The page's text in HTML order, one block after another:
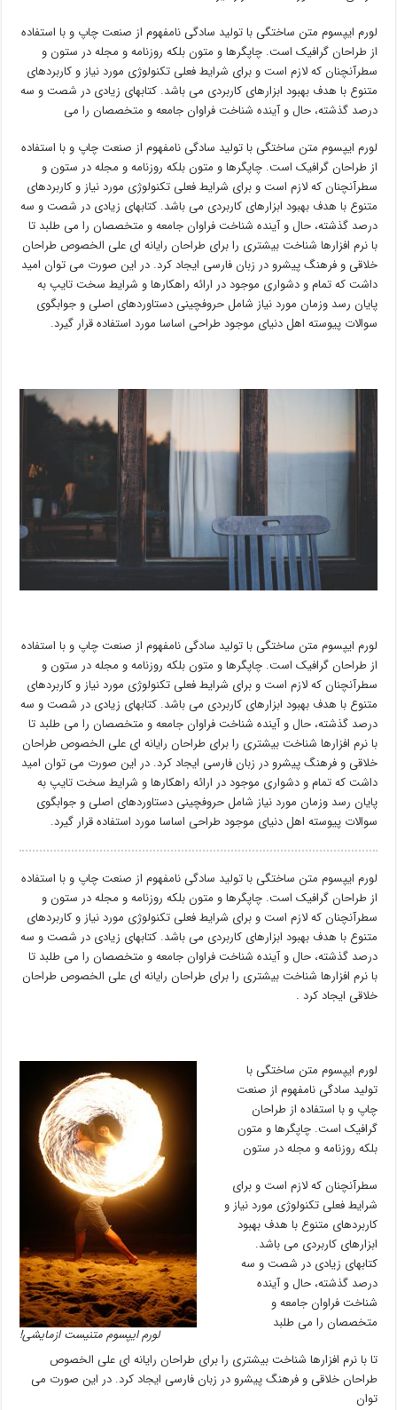
لورم ایپسوم متن ساختگی با تولید سادگی نامفهوم از صنعت چاپ و با استفاده
از طراحان گرافیک است. چاپگرها و متون بلکه روزنامه و مجله در ستون و
سطرآنچنان که لازم است و برای شرایط فعلی تکنولوژی مورد نیاز و کاربردهای
متنوع با هدف بهبود ابزارهای کاربردی می باشد. کتابهای زیادی در شصت و سه
درصد گذشته، حال و آینده شناخت فراوان جامعه و متخصصان را می
لورم ایپسوم متن ساختگی با تولید سادگی نامفهوم از صنعت چاپ و با استفاده
از طراحان گرافیک است. چاپگرها و متون بلکه روزنامه و مجله در ستون و
سطرآنچنان که لازم است و برای شرایط فعلی تکنولوژی مورد نیاز و کاربردهای
متنوع با هدف بهبود ابزارهای کاربردی می باشد. کتابهای زیادی در شصت و سه
درصد گذشته، حال و آینده شناخت فراوان جامعه و متخصصان را می طلبد تا
با نرم افزارها شناخت بیشتری را برای طراحان رایانه ای علی الخصوص طراحان
خلاقی و فرهنگ پیشرو در زبان فارسی ایجاد کرد. در این صورت می توان امید
داشت که تمام و دشواری موجود در ارائه راهکارها و شرایط سخت تایپ به
پایان رسد وزمان مورد نیاز شامل حروفچینی دستاوردهای اصلی و جوابگوی
سوالات پیوسته اهل دنیای موجود طراحی اساسا مورد استفاده قرار گیرد.
لورم ایپسوم متن ساختگی با تولید سادگی نامفهوم از صنعت چاپ و با استفاده
از طراحان گرافیک است. چاپگرها و متون بلکه روزنامه و مجله در ستون و
سطرآنچنان که لازم است و برای شرایط فعلی تکنولوژی مورد نیاز و کاربردهای
متنوع با هدف بهبود ابزارهای کاربردی می باشد. کتابهای زیادی در شصت و سه
درصد گذشته، حال و آینده شناخت فراوان جامعه و متخصصان را می طلبد تا
با نرم افزارها شناخت بیشتری را برای طراحان رایانه ای علی الخصوص طراحان
خلاقی و فرهنگ پیشرو در زبان فارسی ایجاد کرد. در این صورت می توان امید
داشت که تمام و دشواری موجود در ارائه راهکارها و شرایط سخت تایپ به
پایان رسد وزمان مورد نیاز شامل حروفچینی دستاوردهای اصلی و جوابگوی
سوالات پیوسته اهل دنیای موجود طراحی اساسا مورد استفاده قرار گیرد.
لورم ایپسوم متن ساختگی با تولید سادگی نامفهوم از صنعت چاپ و با استفاده
از طراحان گرافیک است. چاپگرها و متون بلکه روزنامه و مجله در ستون و
سطرآنچنان که لازم است و برای شرایط فعلی تکنولوژی مورد نیاز و کاربردهای
متنوع با هدف بهبود ابزارهای کاربردی می باشد. کتابهای زیادی در شصت و سه
درصد گذشته، حال و آینده شناخت فراوان جامعه و متخصصان را می طلبد تا
با نرم افزارها شناخت بیشتری را برای طراحان رایانه ای علی الخصوص طراحان
خلاقی ایجاد کرد .
لورم ایپسوم متنیست ازمایشی!
لورم ایپسوم متن ساختگی با
تولید سادگی نامفهوم از صنعت
چاپ و با استفاده از طراحان
گرافیک است. چاپگرها و متون
بلکه روزنامه و مجله در ستون
سطرآنچنان که لازم است و برای
شرایط فعلی تکنولوژی مورد نیاز و
کاربردهای متنوع با هدف بهبود
ابزارهای کاربردی می باشد.
کتابهای زیادی در شصت و سه
درصد گذشته، حال و آینده
شناخت فراوان جامعه و
متخصصان را می طلبد
تا با نرم افزارها شناخت بیشتری را برای طراحان رایانه ای علی الخصوص
طراحان خلاقی و فرهنگ پیشرو در زبان فارسی ایجاد کرد. در این صورت می
توان